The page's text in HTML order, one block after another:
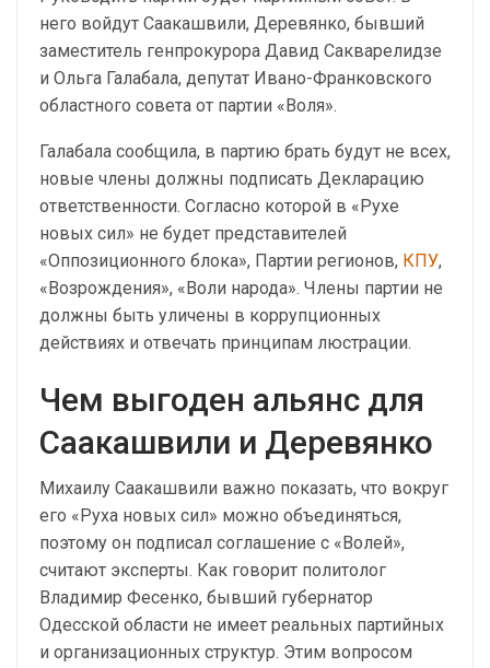
него войдут Саакашвили, Деревянко, бывший
заместитель генпрокурора Давид Сакварелидзе
и Ольга Галабала, депутат Ивано-Франковского
областного совета от партии «Воля».
Галабала сообщила, в партию брать будут не всех,
новые члены должны подписать Декларацию
ответственности. Согласно которой в «Рухе
новых сил» не будет представителей
«Оппозиционного блока», Партии регионов, КПУ,
«Возрождения», «Воли народа». Члены партии не
должны быть уличены в коррупционных
действиях и отвечать принципам люстрации.
Чем выгоден альянс для
Саакашвили и Деревянко
Михаилу Саакашвили важно показать, что вокруг
его «Руха новых сил» можно объединяться,
поэтому он подписал соглашение с «Волей»,
считают эксперты. Как говорит политолог
Владимир Фесенко, бывший губернатор
Одесской области не имеет реальных партийных
и организационных структур. Этим вопросом